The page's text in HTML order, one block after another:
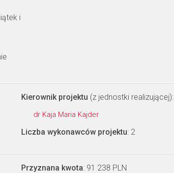
i
Kierownik projektu (z jednostki realizującej):
dr Kaja Maria Kajder
Liczba wykonawców projektu: 2
Przyznana kwota: 91 238 PLN